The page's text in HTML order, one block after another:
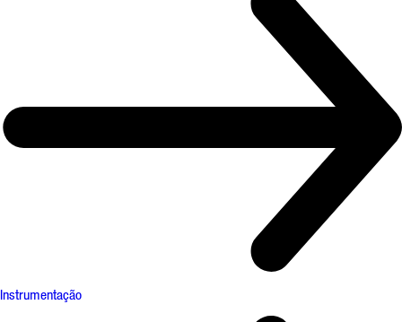
Instrumentação